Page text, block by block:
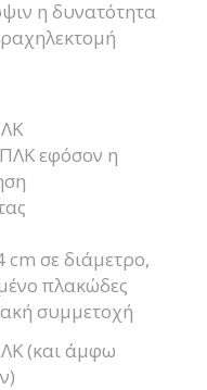
η δυνατότητα
εφόσον η
cm σε διάμετρο,
πλακώδες
συμμετοχή
(και άμφω